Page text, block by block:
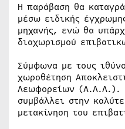
Η παράβαση θα
μέσω ειδικής
μηχανής, ενώ θα
διαχωρισμού
Σύμφωνα με τους
χωροθέτηση
Λεωφορείων (Α.Λ.Λ.).
συμβάλλει στην
μετακίνηση του